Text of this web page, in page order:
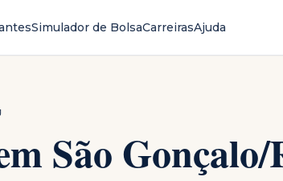
Simulador de BolsaCarreirasAjuda
São Gonçalo/